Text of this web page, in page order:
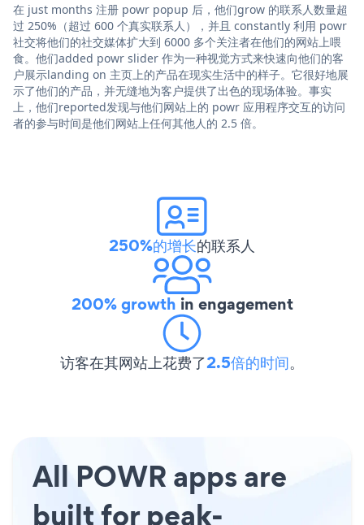
在 just months 注册 powr popup 后，他们grow 的联系人数量超
过 250%（超过 600 个真实联系人），并且 constantly 利用 powr
社交将他们的社交媒体扩大到 6000 多个关注者在他们的网站上喂
食。他们added powr slider 作为一种视觉方式来快速向他们的客
户展示landing on 主页上的产品在现实生活中的样子。它很好地展
示了他们的产品，并无缝地为客户提供了出色的现场体验。事实
上，他们reported发现与他们网站上的 powr 应用程序交互的访问
者的参与时间是他们网站上任何其他人的 2.5 倍。
250%的增长的联系人
200% growth in engagement
访客在其网站上花费了2.5倍的时间。
All POWR apps are
built for peak-